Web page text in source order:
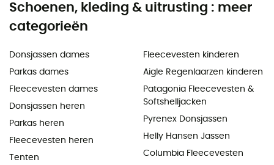
Schoenen, kleding & uitrusting : meer
categorieën
Donsjassen dames
Parkas dames
Fleecevesten dames
Donsjassen heren
Parkas heren
Fleecevesten heren
Tenten
Fleecevesten kinderen
Aigle Regenlaarzen kinderen
Patagonia Fleecevesten &
Softshelljacken
Pyrenex Donsjassen
Helly Hansen Jassen
Columbia Fleecevesten